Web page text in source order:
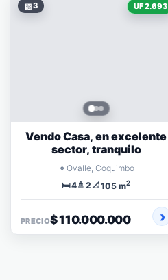
▧3 UF 2.693
Vendo Casa, en excelente
sector, tranquilo
⌖ Ovalle, Coquimbo
🛏️4🚿 2📐105 m2
PRECIO$ 110.000.000